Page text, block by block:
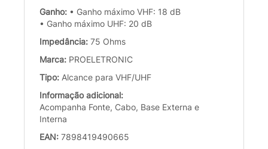
Ganho: • Ganho máximo VHF: 18 dB
• Ganho máximo UHF: 20 dB
Impedância: 75 Ohms
Marca: PROELETRONIC
Tipo: Alcance para VHF/UHF
Informação adicional:
Acompanha Fonte, Cabo, Base Externa e
Interna
EAN: 7898419490665